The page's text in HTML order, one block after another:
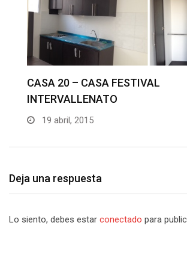
Deja una respuesta
Lo siento, debes estar conectado para